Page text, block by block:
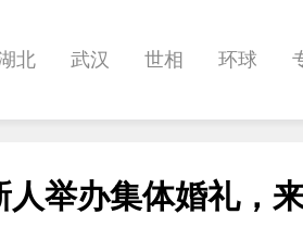
北 武汉 世相 环球
作文 International 职教院
举办集体婚礼，